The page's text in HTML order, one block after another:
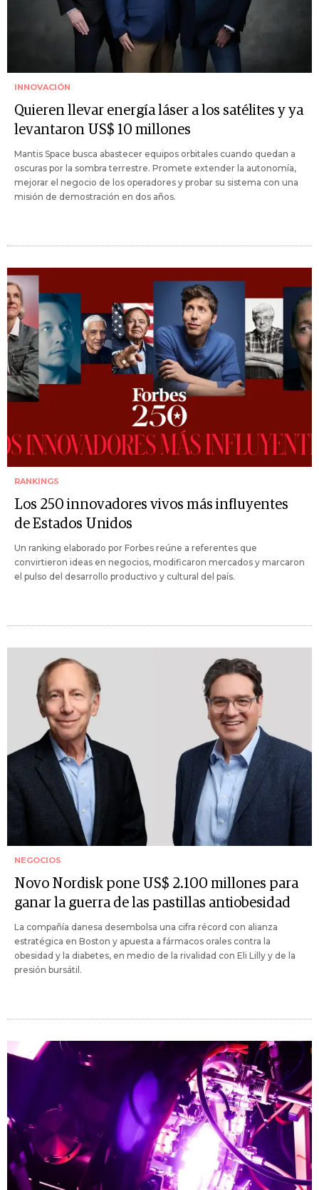
INNOVACIÓN
Quieren llevar energía láser a los satélites y ya
levantaron US$ 10 millones
Mantis Space busca abastecer equipos orbitales cuando quedan a
oscuras por la sombra terrestre. Promete extender la autonomía,
mejorar el negocio de los operadores y probar su sistema con una
misión de demostración en dos años.
RANKINGS
Los 250 innovadores vivos más influyentes
de Estados Unidos
Un ranking elaborado por Forbes reúne a referentes que
convirtieron ideas en negocios, modificaron mercados y marcaron
el pulso del desarrollo productivo y cultural del país.
NEGOCIOS
Novo Nordisk pone US$ 2.100 millones para
ganar la guerra de las pastillas antiobesidad
La compañía danesa desembolsa una cifra récord con alianza
estratégica en Boston y apuesta a fármacos orales contra la
obesidad y la diabetes, en medio de la rivalidad con Eli Lilly y de la
presión bursátil.